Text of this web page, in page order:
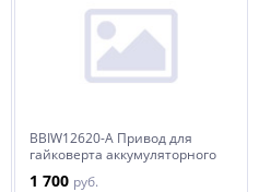
BBIW12620-A Привод для
гайковерта аккумуляторного
1 700 руб.